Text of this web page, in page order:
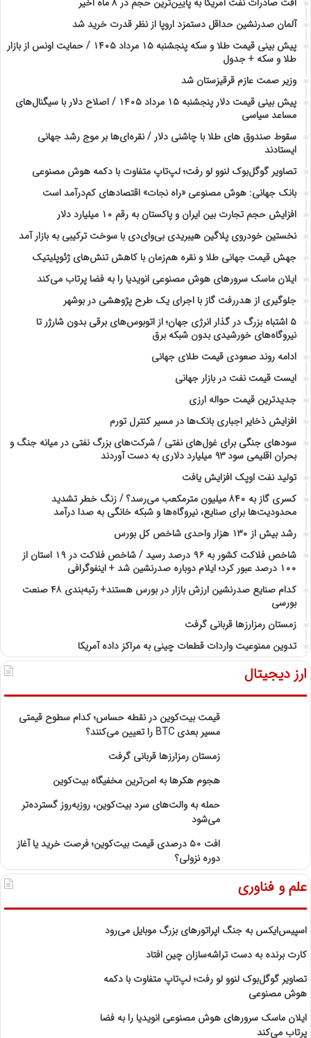
آلمان صدرنشین حداقل دستمزد اروپا از نظر قدرت خرید شد
پیش‌ بینی قیمت طلا و سکه پنجشنبه ۱۵ مرداد ۱۴۰۵ / حمایت اونس از بازار
طلا و سکه + جدول
وزیر صمت عازم قرقیزستان شد
پیش ‌بینی قیمت دلار پنجشنبه ۱۵ مرداد ۱۴۰۵ / اصلاح دلار با سیگنال‌های
مساعد سیاسی
سقوط صندوق های طلا با چاشنی دلار / نقره‌ای‌ها بر موج رشد جهانی
ایستادند
تصاویر گوگل‌بوک لنوو لو رفت؛ لپ‌تاپ متفاوت با دکمه هوش مصنوعی
بانک جهانی: هوش مصنوعی «راه نجات» اقتصادهای کم‌درآمد است
افزایش حجم تجارت بین ایران و پاکستان به رقم ۱۰ میلیارد دلار
نخستین خودروی پلاگین هیبریدی بی‌وای‌دی با سوخت ترکیبی به بازار آمد
جهش قیمت جهانی طلا و نقره هم‌زمان با کاهش تنش‌های ژئوپلیتیک
ایلان ماسک سرورهای هوش مصنوعی انویدیا را به فضا پرتاب می‌کند
جلوگیری از هدررفت گاز با اجرای یک طرح پژوهشی در بوشهر
۵ اشتباه بزرگ در گذار انرژی جهان؛ از اتوبوس‌های برقی بدون شارژر تا
نیروگاه‌های خورشیدی بدون شبکه برق
ادامه روند صعودی قیمت طلای جهانی
ایست قیمت نفت در بازار جهانی
جدیدترین قیمت حواله ارزی
افزایش ذخایر اجباری بانک‌ها در مسیر کنترل تورم
سودهای جنگی برای غول‌های نفتی / شرکت‌های بزرگ نفتی در میانه جنگ و
بحران اقلیمی سود ۹۳ میلیارد دلاری به دست آوردند
تولید نفت اوپک افزایش یافت
کسری گاز به ۸۴۰ میلیون مترمکعب می‌رسد؟ / زنگ خطر تشدید
محدودیت‌ها برای صنایع، نیروگاه‌ها و شبکه خانگی به صدا درآمد
رشد بیش از ۱۳۰ هزار واحدی شاخص کل بورس
شاخص فلاکت کشور به ۹۶ درصد رسید / شاخص فلاکت در ۱۹ استان از
۱۰۰ درصد عبور کرد؛ ایلام دوباره صدرنشین شد + اینفوگرافی
کدام صنایع صدرنشین‌ ارزش بازار در بورس هستند+ رتبه‌بندی ۴۸ صنعت
بورسی
زمستان رمزارزها قربانی گرفت
تدوین ممنوعیت واردات قطعات چینی به مراکز داده آمریکا
ارز دیجیتال
قیمت بیت‌کوین در نقطه حساس؛ کدام سطوح قیمتی
مسیر بعدی BTC را تعیین می‌کنند؟
زمستان رمزارزها قربانی گرفت
هجوم هکرها به امن‌ترین مخفیگاه بیت‌کوین
حمله به والت‌های سرد بیت‌کوین، روزبه‌روز گسترده‌تر
می‌شود
افت ۵۰ درصدی قیمت بیت‌کوین؛ فرصت خرید یا آغاز
دوره نزولی؟
علم و فناوری
اسپیس‌ایکس به جنگ اپراتورهای بزرگ موبایل می‌رود
کارت برنده به دست تراشه‌سازان چین افتاد
تصاویر گوگل‌بوک لنوو لو رفت؛ لپ‌تاپ متفاوت با دکمه
هوش مصنوعی
ایلان ماسک سرورهای هوش مصنوعی انویدیا را به فضا
پرتاب می‌کند